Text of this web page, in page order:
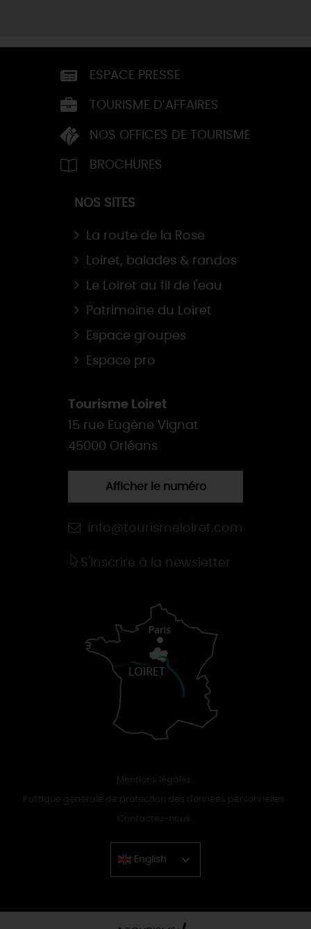
ESPACE PRESSE
TOURISME D’AFFAIRES
NOS OFFICES DE TOURISME
BROCHURES
NOS SITES
La route de la Rose
Loiret, balades & randos
Le Loiret au fil de l'eau
Patrimoine du Loiret
Espace groupes
Espace pro
Tourisme Loiret
15 rue Eugène Vignat
45000 Orléans
Afficher le numéro
info@tourismeloiret.com
S'inscrire à la newsletter
Mentions légales
Politique générale de protection des données personnelles
Contactez-nous
English
Chinese